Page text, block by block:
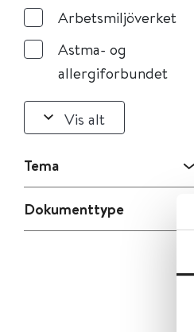
Arbetsmiljöverket
Astma- og
allergiforbundet
Vis alt
Tema
Dokumenttype